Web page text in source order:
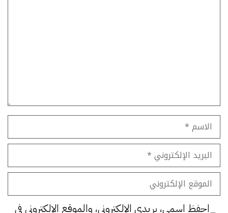
الاسم
البريد
الإلكتروني
الموقع
الإلكتروني
احفظ اسمي، بريدي الإلكتروني، والموقع الإلكتروني في